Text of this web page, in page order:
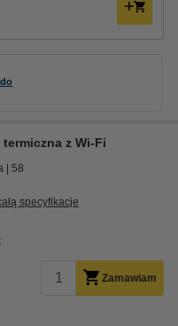
z Wi-Fi
58
specyfikacje
Zamawiam